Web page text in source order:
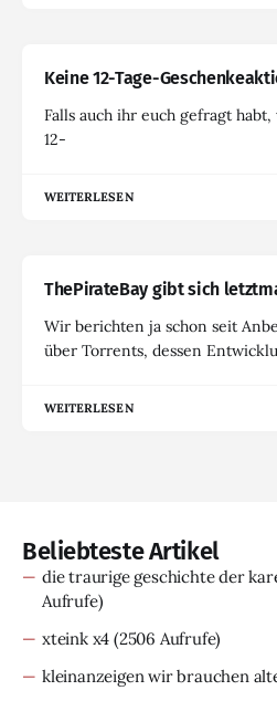
Keine 12-Tage-
Falls auch ihr euch gefragt habt,
12-
WEITERLESEN
ThePirateBay gibt sich
Wir berichten ja schon seit
über Torrents, dessen
WEITERLESEN
Beliebteste Artikel
die traurige geschichte der
Aufrufe)
xteink x4 (2506 Aufrufe)
kleinanzeigen wir brauchen